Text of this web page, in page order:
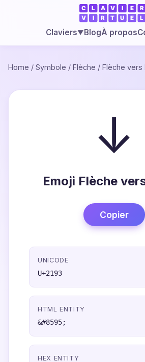
Claviers▼BlogÀ propos
Home / Symbole / Flèche / Flèche vers
↓
Emoji Flèche
Copier
UNICODE
U+2193
HTML ENTITY
&#8595;
HEX ENTITY